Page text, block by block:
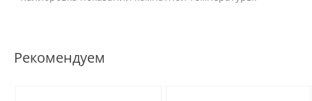
Рекомендуем